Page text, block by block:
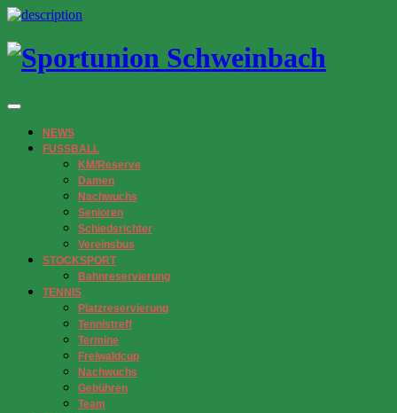
NEWS
FUSSBALL
KM/Reserve
Damen
Nachwuchs
Senioren
Schiedsrichter
Vereinsbus
STOCKSPORT
Bahnreservierung
TENNIS
Platzreservierung
Tennistreff
Termine
Freiwaldcup
Nachwuchs
Gebühren
Team